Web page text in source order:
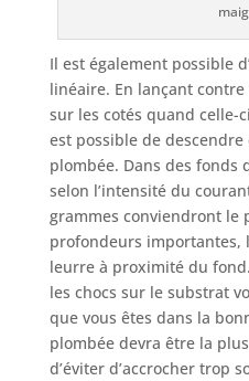
Il est également possible
linéaire. En lançant
sur les cotés quand celle-
est possible de
plombée. Dans des fonds
selon l’intensité du
grammes conviendront le
profondeurs importantes,
leurre à proximité du
les chocs sur le substrat
que vous êtes dans la
plombée devra être la
d’éviter d’accrocher trop